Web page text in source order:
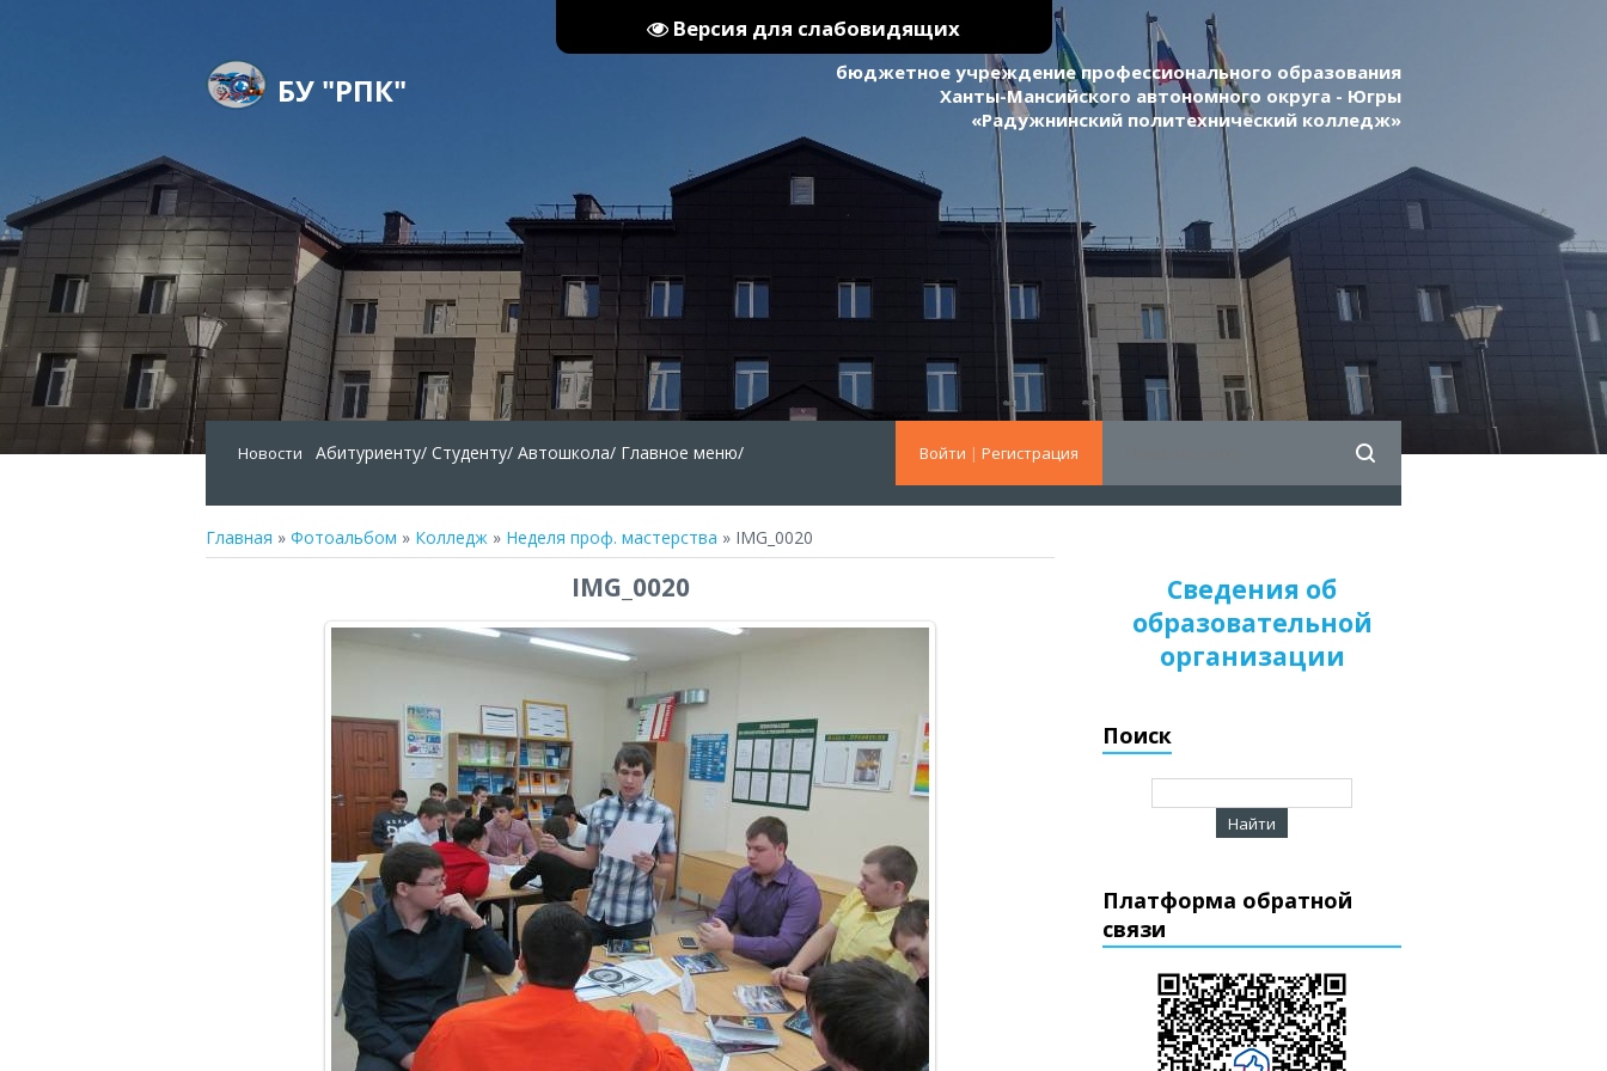
Версия для слабовидящих
БУ "РПК"
бюджетное учреждение профессионального образования
Ханты-Мансийского автономного округа - Югры
«Радужнинский политехнический колледж»
Войти | Регистрация
Новости Абитуриенту/ Студенту/ Автошкола/ Главное меню/
Главная » Фотоальбом » Колледж » Неделя проф. мастерства » IMG_0020
IMG_0020
Сведения об
образовательной
организации
Поиск
Платформа обратной
связи